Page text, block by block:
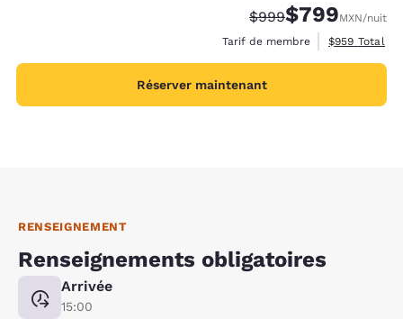
Tarif barré :
$999Tarif réduit :
$799MXN/nuit
Tarif de membre
Afficher les
$959 Total
Réserver maintenant
RENSEIGNEMENT
Renseignements obligatoires
Arrivée
15:00